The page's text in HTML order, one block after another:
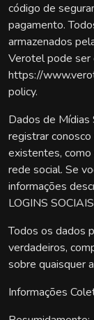
código de
pagamento.
armazenados
Verotel pode ser
https://
policy.
Dados de Mídias
registrar
existentes,
rede social. Se
informações
LOGINS
Todos os dados
verdadeiros,
sobre quaisquer
Informações